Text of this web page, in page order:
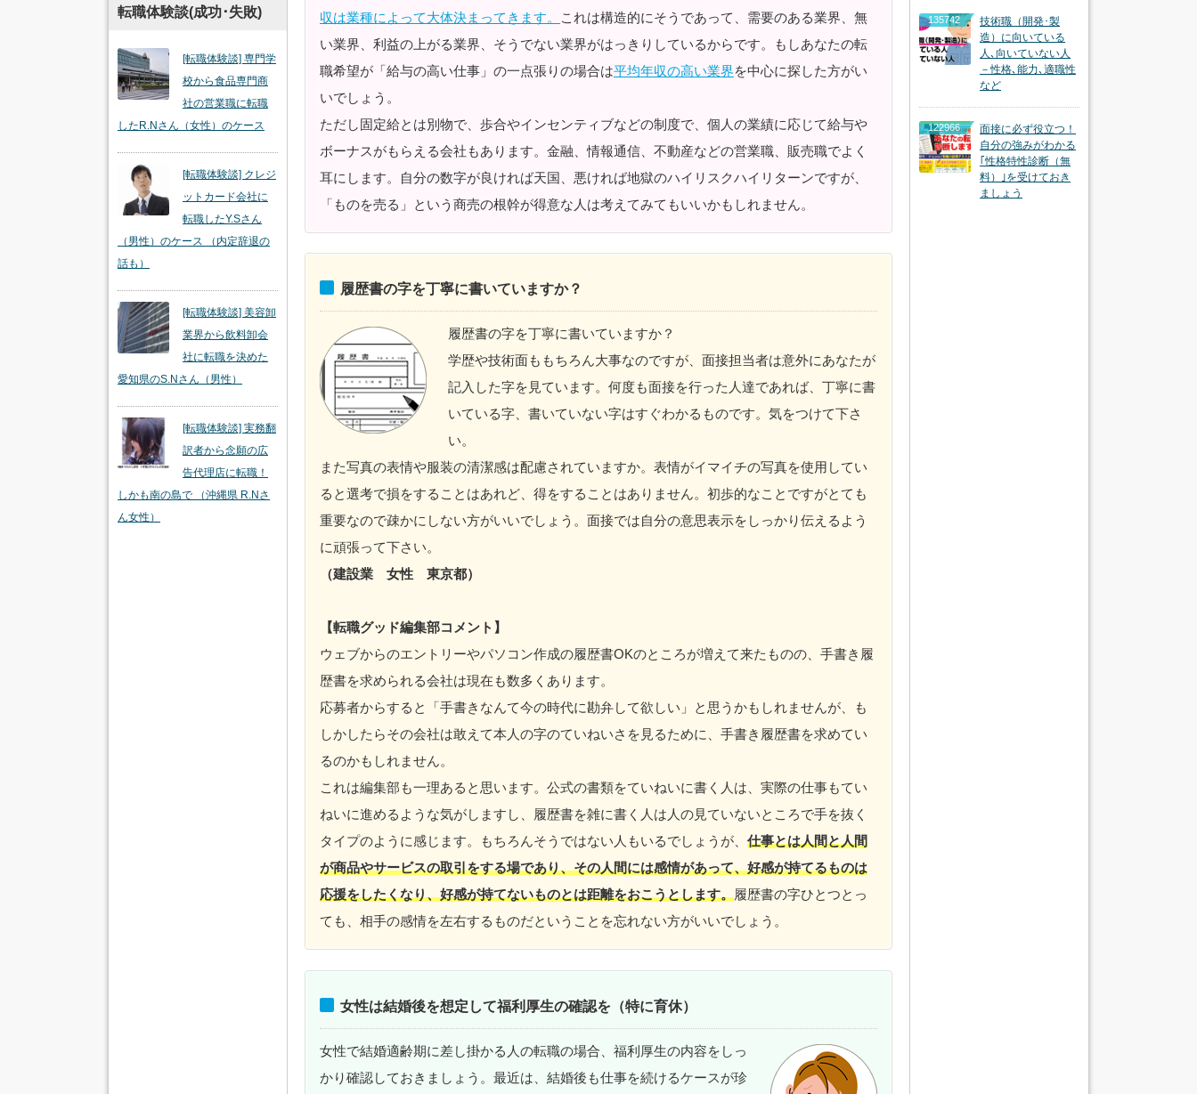
収は業種によって大体決まってきます。
これは構造的にそうであって、需要のある業界、無
い業界、利益の上がる業界、そうでない業界がはっきりしているからです。もしあなたの転
職希望が「給与の高い仕事」の一点張りの場合は平均年収の高い業界を中心に探した方がい
いでしょう。
ただし固定給とは別物で、歩合やインセンティブなどの制度で、個人の業績に応じて給与や
ボーナスがもらえる会社もあります。金融、情報通信、不動産などの営業職、販売職でよく
耳にします。自分の数字が良ければ天国、悪ければ地獄のハイリスクハイリターンですが、
「ものを売る」という商売の根幹が得意な人は考えてみてもいいかもしれません。
履歴書の字を丁寧に書いていますか？
履歴書の字を丁寧に書いていますか？
学歴や技術面ももちろん大事なのですが、面接担当者は意外にあなたが
記入した字を見ています。何度も面接を行った人達であれば、丁寧に書
いている字、書いていない字はすぐわかるものです。気をつけて下さ
い。
また写真の表情や服装の清潔感は配慮されていますか。表情がイマイチの写真を使用してい
ると選考で損をすることはあれど、得をすることはありません。初歩的なことですがとても
重要なので疎かにしない方がいいでしょう。面接では自分の意思表示をしっかり伝えるよう
に頑張って下さい。
（建設業 女性 東京都）
【転職グッド編集部コメント】
ウェブからのエントリーやパソコン作成の履歴書OKのところが増えて来たものの、手書き履
歴書を求められる会社は現在も数多くあります。
応募者からすると「手書きなんて今の時代に勘弁して欲しい」と思うかもしれませんが、も
しかしたらその会社は敢えて本人の字のていねいさを見るために、手書き履歴書を求めてい
るのかもしれません。
これは編集部も一理あると思います。公式の書類をていねいに書く人は、実際の仕事もてい
ねいに進めるような気がしますし、履歴書を雑に書く人は人の見ていないところで手を抜く
タイプのように感じます。もちろんそうではない人もいるでしょうが、 仕事とは人間と人間
が商品やサービスの取引をする場であり、その人間には感情があって、好感が持てるものは
応援をしたくなり、好感が持てないものとは距離をおこうとします。履歴書の字ひとつとっ
ても、相手の感情を左右するものだということを忘れない方がいいでしょう。
女性は結婚後を想定して福利厚生の確認を（特に育休）
女性で結婚適齢期に差し掛かる人の転職の場合、福利厚生の内容をしっ
かり確認しておきましょう。最近は、結婚後も仕事を続けるケースが珍
転職体験談(成功･失敗)
[転職体験談] 専門学
校から食品専門商
社の営業職に転職
したR.Nさん（女性）のケース
[転職体験談] クレジ
ットカード会社に
転職したY.Sさん
（男性）のケース （内定辞退の
話も）
[転職体験談] 美容卸
業界から飲料卸会
社に転職を決めた
愛知県のS.Nさん（男性）
[転職体験談] 実務翻
訳者から念願の広
告代理店に転職！
しかも南の島で （沖縄県 R.Nさ
ん女性）
135742
技術職（開発･製
造）に向いている
人､向いていない人
－性格､能力､適職性
など
122966
面接に必ず役立つ！
自分の強みがわかる
｢性格特性診断（無
料）｣を受けておき
ましょう